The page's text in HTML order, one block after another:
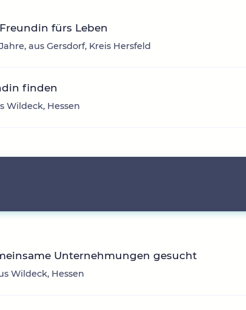
fürs Leben
aus Gersdorf, Kreis Hersfeld
finden
Wildeck, Hessen
Unternehmungen gesucht
Wildeck, Hessen